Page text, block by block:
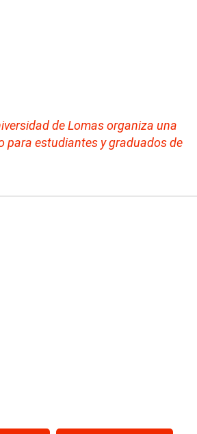
de Lomas organiza una
para estudiantes y graduados de